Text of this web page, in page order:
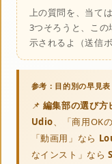
上の質問を、当て
3つそろうと、こ
示されるよ（送信
📌 編集部の選び方
Udio、「商用OK
「動画用」なら
なインスト」なら